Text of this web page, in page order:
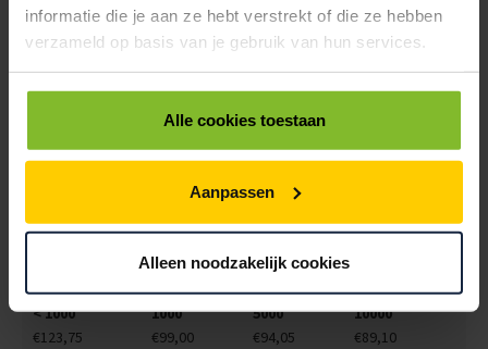
informatie die je aan ze hebt verstrekt of die ze hebben
verzameld op basis van je gebruik van hun services.
Alle cookies toestaan
Aanpassen
Alleen noodzakelijk cookies
< 1000
1000 5000
10000
€76,38
€61,10 €58,05 €54,99
GRIPZAKKEN 220X280MM TRANSPARANT
< 1000
1000 5000
10000
€88,70 €84,27
5035040 €0,00
< 1000
1000 5000
10000
€123,75
€99,00 €94,05 €89,10